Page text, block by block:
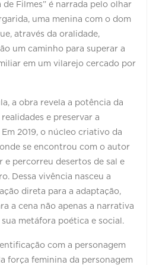
de Filmes” é narrada pelo olhar
uma menina com o dom
através da oralidade,
um caminho para superar a
em um vilarejo cercado por
a obra revela a potência da
e preservar a
2019, o núcleo criativo da
se encontrou com o autor
e percorreu desertos de sal e
Dessa vivência nasceu a
direta para a adaptação,
a cena não apenas a narrativa
metáfora poética e social.
com a personagem
força feminina da personagem